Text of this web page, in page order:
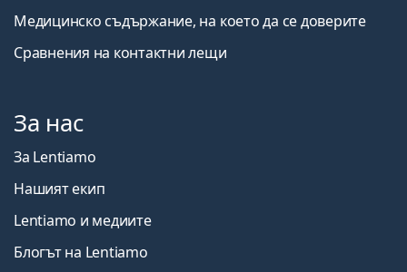
Медицинско съдържание, на което да се доверите
Сравнения на контактни лещи
За нас
За Lentiamo
Нашият екип
Lentiamo и медиите
Блогът на Lentiamo